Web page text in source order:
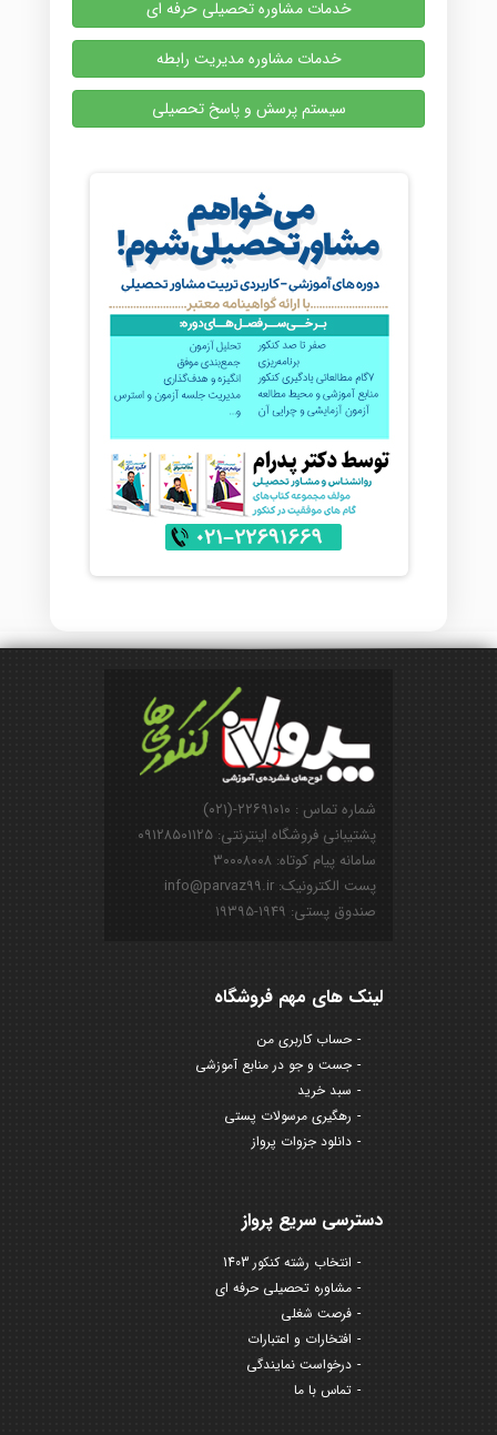
خدمات مشاوره تحصیلی حرفه ای
خدمات مشاوره مدیریت رابطه
سیستم پرسش و پاسخ تحصیلی
شماره تماس : ۲۲۶۹۱۰۱۰-(۰۲۱)
پشتیبانی فروشگاه اینترنتی: ۰۹۱۲۸۵۰۱۱۲۵
سامانه پیام کوتاه: ۳۰۰۰۸۰۰۸
پست الکترونیک: info@parvaz99.ir
صندوق پستی: ۱۹۴۹-۱۹۳۹۵
لینک های مهم فروشگاه
حساب کاربری من
جست و جو در منابع آموزشی
سبد خرید
رهگیری مرسولات پستی
دانلود جزوات پرواز
دسترسی سریع پرواز
انتخاب رشته کنکور 1403
مشاوره تحصیلی حرفه ای
فرصت شغلی
افتخارات و اعتبارات
درخواست نمایندگی
تماس با ما